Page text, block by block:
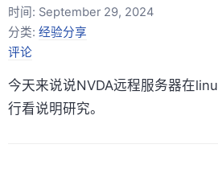
时间: September 29, 2024
分类: 经验分享
评论
今天来说说NVDA远程服务器在
行看说明研究。